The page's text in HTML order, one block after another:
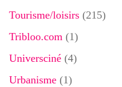
Tourisme/loisirs (215)
Tribloo.com (1)
Universciné (4)
Urbanisme (1)